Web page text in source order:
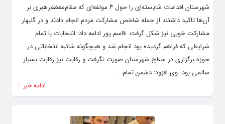
شهرستان اقدامات شایسته‌ای را حول ۴ مولفه‌ای که مقام‌معظم‌رهبری بر
آن‌ها تاکید داشتند از جمله شاخص مشارکت مردم انجام دادند و در گلبهار
مشارکت خوبی نیز شکل گرفت. قاسم پور ادامه داد: انتخابات با تمام
شرایطی که فراهم گردیده بود انجام شد و هیچگونه شائبه انتخاباتی در
حوزه برگزاری در سطح شهرستان صورت نگرفت و رقابت نیز رقابت بسیار
سالمی بود. وی افزود: دشمن تمام...
ادامه خبر